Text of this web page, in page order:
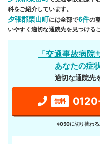
科をご紹介しています。
夕張郡栗山町には全部で6件の
いやすく適切な通院先を見つける
「交通事故病
あなたの症
適切な通院先
無料
※050に切り替わる